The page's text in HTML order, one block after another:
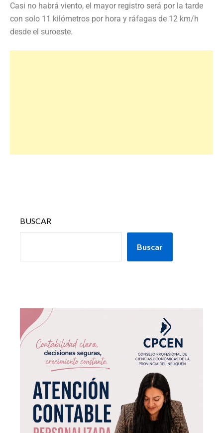
Casi no habrá viento, el mayor registro será por la tarde
con solo 11 kilómetros por hora y ráfagas de 12 km/h
desde el suroeste.
BUSCAR
Buscar